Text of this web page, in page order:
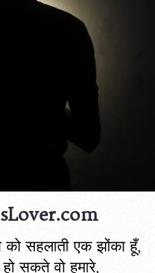
सहलाती एक झोंका हूँ,
सकते वो हमारे,